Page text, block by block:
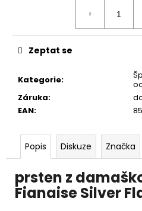
Kategorie:
Záruka:
EAN:
Zeptat se
Popis Diskuze Značka
prsten z
Fianaise Silver
3966
BURN
OLIVOVÁ
Kč